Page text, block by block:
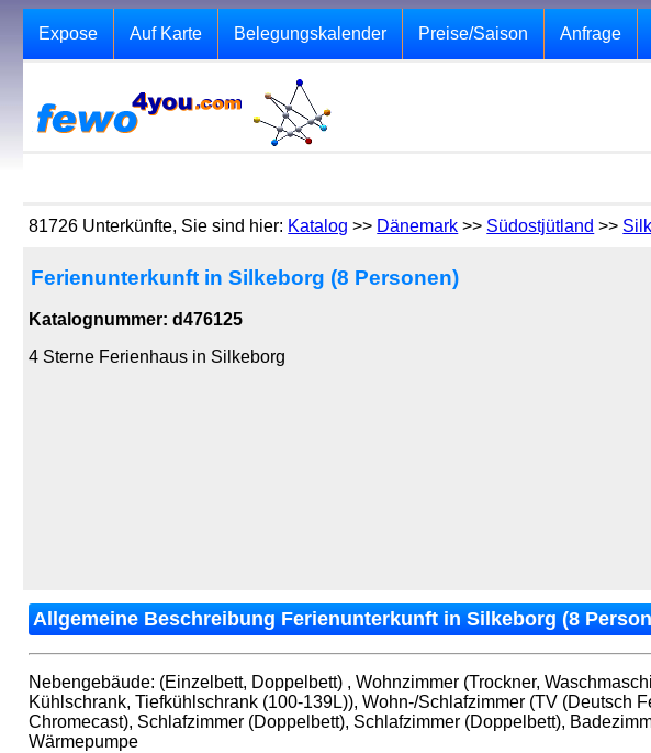
Expose Auf Karte Belegungskalender Preise/Saison Anfrage
81726 Unterkünfte, Sie sind hier: Katalog >> Dänemark >> Südostjütland >>
Ferienunterkunft in Silkeborg (8 Personen)
Katalognummer: d476125
4 Sterne Ferienhaus in Silkeborg
Allgemeine Beschreibung Ferienunterkunft in Silkeborg (8
Nebengebäude: (Einzelbett, Doppelbett) , Wohnzimmer (Trockner,
Kühlschrank, Tiefkühlschrank (100-139L)), Wohn-/Schlafzimmer (TV
Chromecast), Schlafzimmer (Doppelbett), Schlafzimmer (Doppelbett),
Wärmepumpe